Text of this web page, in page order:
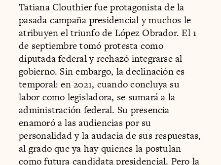
Tatiana Clouthier fue protagonista de la
pasada campaña presidencial y muchos le
atribuyen el triunfo de López Obrador. El 1
de septiembre tomó protesta como
diputada federal y rechazó integrarse al
gobierno. Sin embargo, la declinación es
temporal: en 2021, cuando concluya su
labor como legisladora, se sumará a la
administración federal. Su presencia
enamoró a las audiencias por su
personalidad y la audacia de sus respuestas,
al grado que ya hay quienes la postulan
como futura candidata presidencial. Pero la